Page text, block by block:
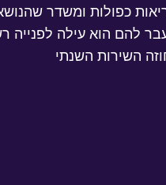
כפולות ומשדר
להם הוא עילה לפנייה
השירות השנתי